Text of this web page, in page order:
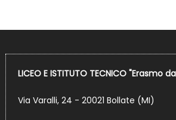
LICEO E ISTITUTO TECNICO "Erasmo
Via Varalli, 24 - 20021 Bollate (MI)